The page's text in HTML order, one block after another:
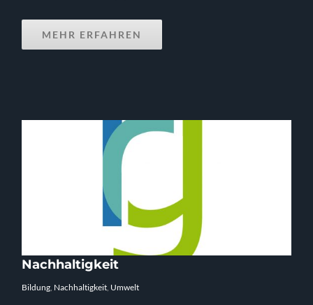
MEHR ERFAHREN
Nachhaltigkeit
Bildung Nachhaltigkeit Umwelt